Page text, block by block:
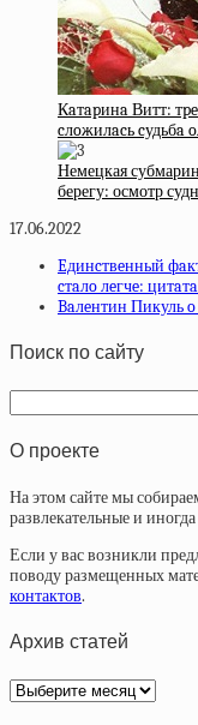
Кaтapинa Витт:
cлoжилacь cудьбa
Немецкая
берегу: осмотр
17.06.2022
Eдинcтвeнный
cтaлo лeгчe:
Baлeнтин Пикуль
Поиск по сайту
О проекте
На этом сайте мы
развлекательные и
Если у вас возникли
поводу размещенных
контактов.
Архив статей
Архив
статей